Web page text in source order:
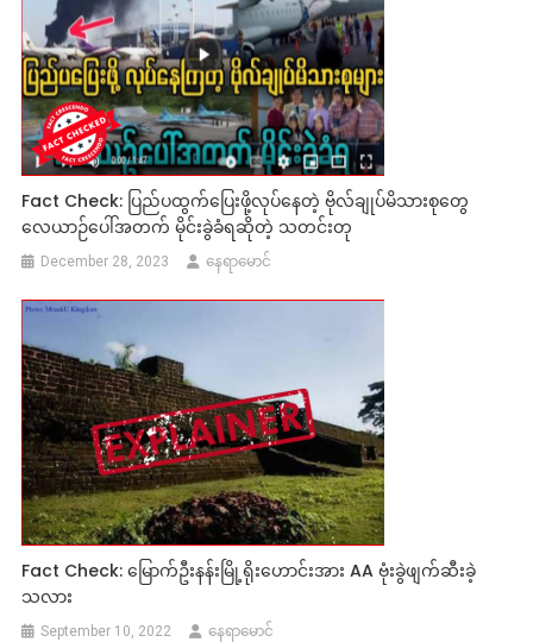
Fact Check: ပြည်ပထွက်ပြေးဖို့လုပ်နေတဲ့ ဗိုလ်ချုပ်မိသားစုတွေ
လေယာဉ်ပေါ်အတက် မိုင်းခွဲခံရဆိုတဲ့ သတင်းတု
December 28, 2023 နေရာမောင်
Fact Check: မြောက်ဦးနန်းမြို့ရိုးဟောင်းအား AA ဗုံးခွဲဖျက်ဆီးခဲ့
သလား
September 10, 2022 နေရာမောင်